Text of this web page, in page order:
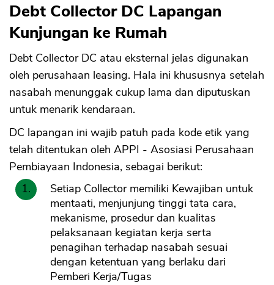
Debt Collector DC Lapangan
Kunjungan ke Rumah
Debt Collector DC atau eksternal jelas digunakan
oleh perusahaan leasing. Hala ini khususnya setelah
nasabah menunggak cukup lama dan diputuskan
untuk menarik kendaraan.
DC lapangan ini wajib patuh pada kode etik yang
telah ditentukan oleh APPI - Asosiasi Perusahaan
Pembiayaan Indonesia, sebagai berikut:
Setiap Collector memiliki Kewajiban untuk
mentaati, menjunjung tinggi tata cara,
mekanisme, prosedur dan kualitas
pelaksanaan kegiatan kerja serta
penagihan terhadap nasabah sesuai
dengan ketentuan yang berlaku dari
Pemberi Kerja/Tugas